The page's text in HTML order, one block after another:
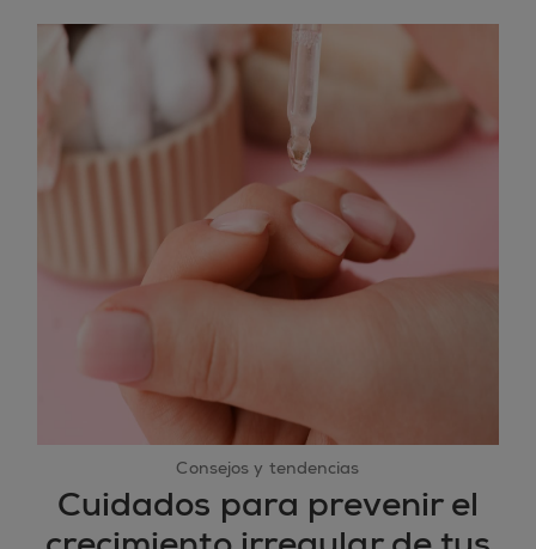
Consejos y tendencias
Cuidados para prevenir el